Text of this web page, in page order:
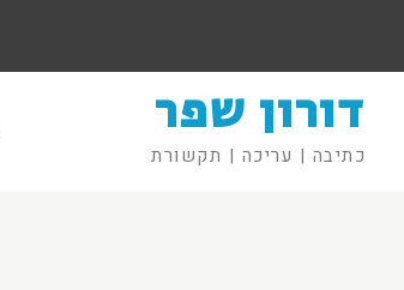
דורון שפר
כתיבה | עריכה | תקשורת